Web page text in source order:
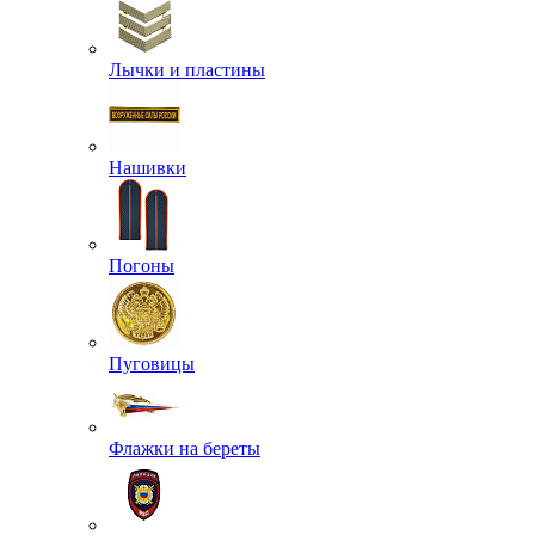
Лычки и пластины
Нашивки
Погоны
Пуговицы
Флажки на береты